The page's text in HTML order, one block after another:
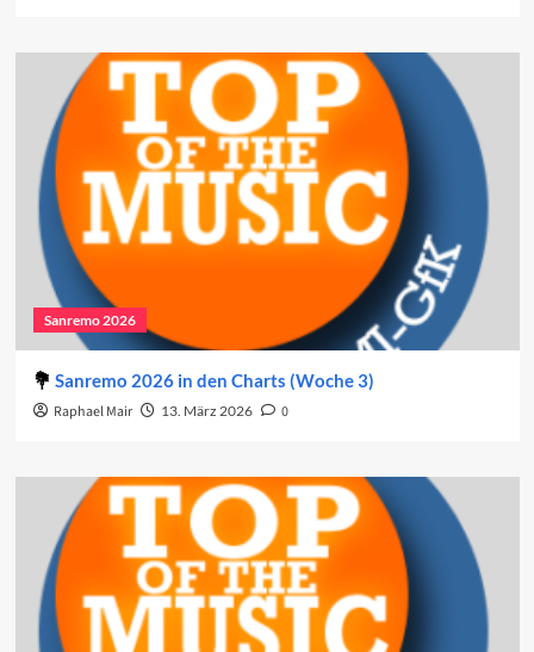
Sanremo 2026
Sanremo 2026 in den Charts (Woche 3)
Raphael Mair 13. März 2026 0